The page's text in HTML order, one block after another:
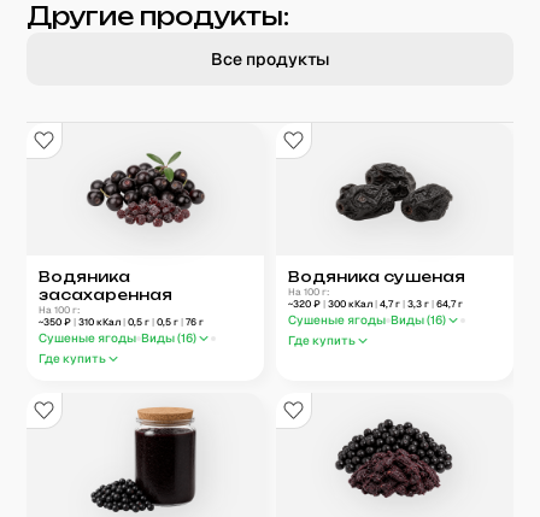
Другие продукты:
Все продукты
Водяника
засахаренная
На 100 г:
~350 ₽| 310 кКал| 0,5 г| 0,5 г| 76 г
Сушеные ягоды Виды (16)
Где купить
Водяника сушеная
На 100 г:
~320 ₽ | 300 кКал | 4,7г | 3,3 г | 64,7г
Сушеные ягоды Виды (16)
Где купить